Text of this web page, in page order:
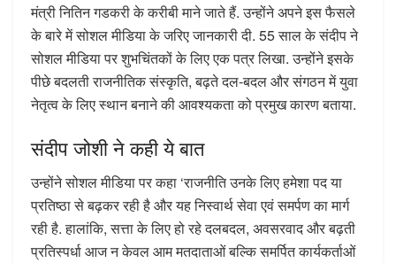
मंत्री नितिन गडकरी के करीबी माने जाते हैं. उन्होंने अपने इस फैसले
के बारे में सोशल मीडिया के जरिए जानकारी दी. 55 साल के संदीप ने
सोशल मीडिया पर शुभचिंतकों के लिए एक पत्र लिखा. उन्होंने इसके
पीछे बदलती राजनीतिक संस्कृति, बढ़ते दल-बदल और संगठन में युवा
नेतृत्व के लिए स्थान बनाने की आवश्यकता को प्रमुख कारण बताया.
संदीप जोशी ने कही ये बात
उन्होंने सोशल मीडिया पर कहा ‘राजनीति उनके लिए हमेशा पद या
प्रतिष्ठा से बढ़कर रही है और यह निस्वार्थ सेवा एवं समर्पण का मार्ग
रही है. हालांकि, सत्ता के लिए हो रहे दलबदल, अवसरवाद और बढ़ती
प्रतिस्पर्धा आज न केवल आम मतदाताओं बल्कि समर्पित कार्यकर्ताओं